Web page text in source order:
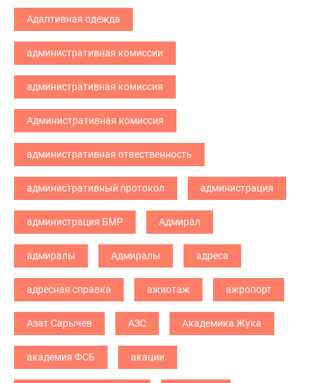
Адаптивная одежда
административная комиссии
административная комиссия
Административная комиссия
административная отвественность
административный протокол администрация
администрация БМР Адмирал
адмиралы Адмиралы адреса
адресная справка ажиотаж ажропорт
Азат Сарычев АЗС Академика Жука
академия ФСБ акации